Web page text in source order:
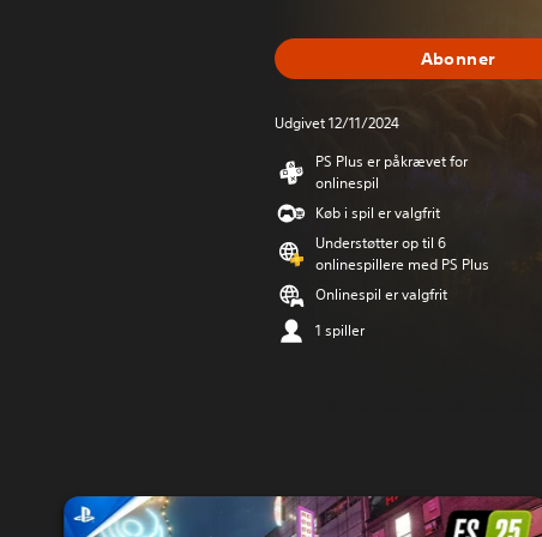
Abonner
Udgivet 12/11/2024
PS Plus er påkrævet for
onlinespil
Køb i spil er valgfrit
Understøtter op til 6
onlinespillere med PS Plus
Onlinespil er valgfrit
1 spiller